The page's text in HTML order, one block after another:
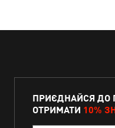
ПРИЄДНАЙСЯ ДО
ОТРИМАТИ 10%